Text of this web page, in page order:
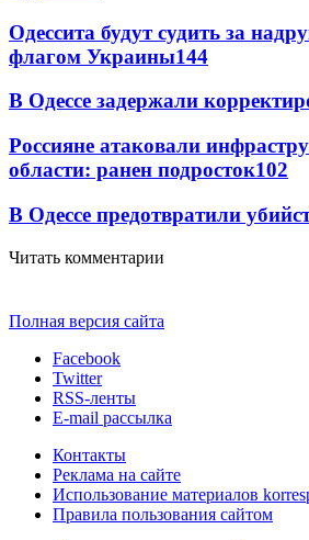
Одессита будут судить за
флагом Украины144
В Одессе задержали
Россияне атаковали
области: ранен подросток102
В Одессе предотвратили
Читать комментарии
Полная версия сайта
Facebook
Twitter
RSS-ленты
E-mail рассылка
Контакты
Реклама на сайте
Использование материалов
Правила пользования сайтом